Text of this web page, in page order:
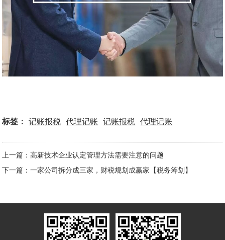
标签： 记账报税 代理记账 记账报税 代理记账
上一篇：高新技术企业认定管理方法需要注意的问题
下一篇：一家公司拆分成三家，财税规划成赢家【税务筹划】